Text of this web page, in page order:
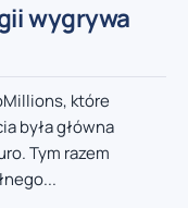
wygrywa
które
była główna
Tym razem